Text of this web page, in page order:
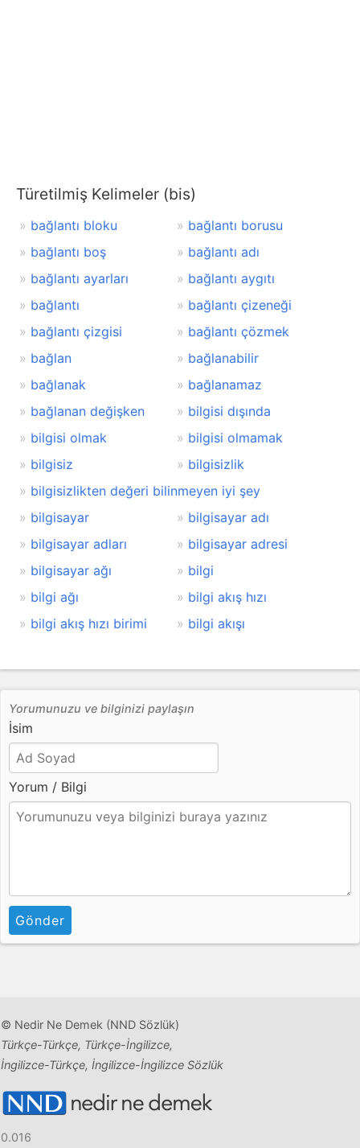
Türetilmiş Kelimeler (bis)
bağlantı bloku
bağlantı borusu
bağlantı boş
bağlantı adı
bağlantı ayarları
bağlantı aygıtı
bağlantı
bağlantı çizeneği
bağlantı çizgisi
bağlantı çözmek
bağlan
bağlanabilir
bağlanak
bağlanamaz
bağlanan değişken
bilgisi dışında
bilgisi olmak
bilgisi olmamak
bilgisiz
bilgisizlik
bilgisizlikten değeri bilinmeyen iyi şey
bilgisayar
bilgisayar adı
bilgisayar adları
bilgisayar adresi
bilgisayar ağı
bilgi
bilgi ağı
bilgi akış hızı
bilgi akış hızı birimi
bilgi akışı
Yorumunuzu ve bilginizi paylaşın
İsim
Yorum / Bilgi
Gönder
© Nedir Ne Demek (NND Sözlük)
Türkçe-Türkçe, Türkçe-İngilizce,
İngilizce-Türkçe, İngilizce-İngilizce Sözlük
0.016